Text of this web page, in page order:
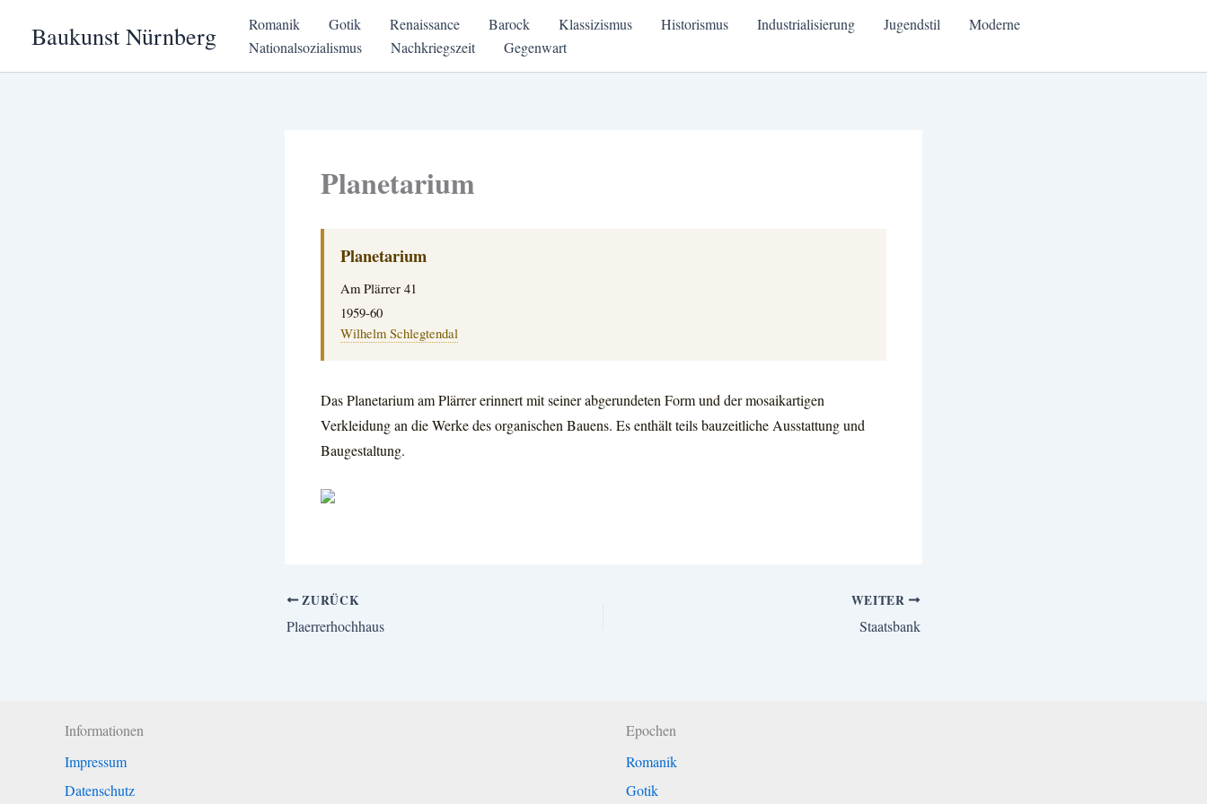
Baukunst Nürnberg Romanik Gotik Renaissance Barock Klassizismus Historismus Industrialisierung Jugendstil
Moderne
Nationalsozialismus
Nachkriegszeit Gegenwart
Planetarium
Planetarium
Am Plärrer 41
1959-60
Wilhelm Schlegtendal
Das Planetarium am Plärrer erinnert mit seiner abgerundeten Form und dermosaikartigen
Verkleidung an die Werke des organischen Bauens. Es enthält teils bauzeitliche Ausstattung und
Baugestaltung.
ZURÜCK
Plaerrerhochhaus
WEITER
Staatsbank
Informationen
Impressum
Datenschutz
Epochen
Romanik
Gotik